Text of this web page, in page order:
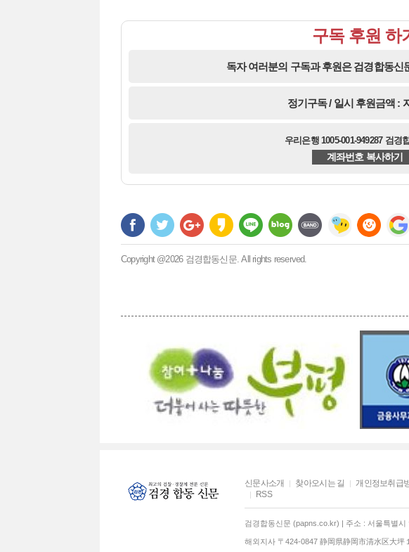
구독 후원 하
독자 여러분의 구독과 후원은 검경합동신
정기구독 / 일시 후원금액 :
우리은행 1005-001-949287 검경
계좌번호 복사하기
Copyright @2026 검경합동신문. All rights reserved.
신문사소개 찾아오시는 길 개인정보취급
RSS
검경합동신문 (papns.co.kr) | 주소 : 서울특별
해외지사 〒424-0847 静岡県静岡市清水区大坪